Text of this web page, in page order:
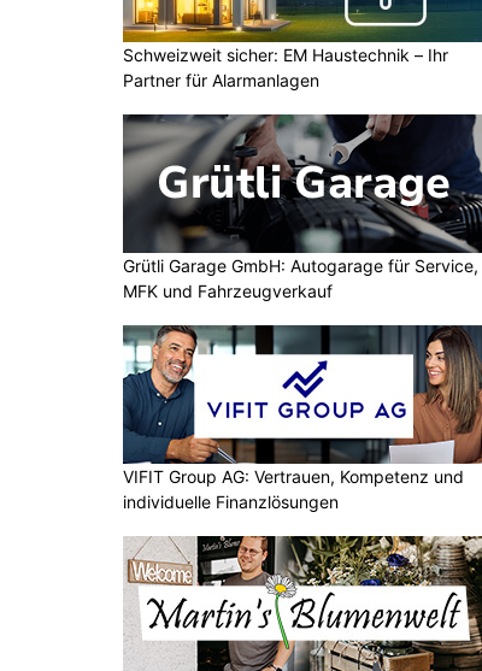
Schweizweit sicher: EM Haustechnik – Ihr
Partner für Alarmanlagen
Grütli Garage GmbH: Autogarage für Service,
MFK und Fahrzeugverkauf
VIFIT Group AG: Vertrauen, Kompetenz und
individuelle Finanzlösungen